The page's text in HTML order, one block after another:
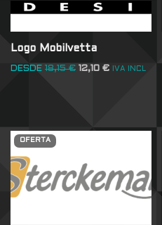
Logo Mobilvetta
DESDE 18,15€ 12,10 € IVA INCL
OFERTA